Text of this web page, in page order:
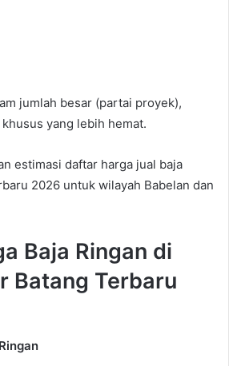
jumlah besar (partai proyek),
yang lebih hemat.
estimasi daftar harga jual baja
2026 untuk wilayah Babelan dan
Baja Ringan di
Batang Terbaru